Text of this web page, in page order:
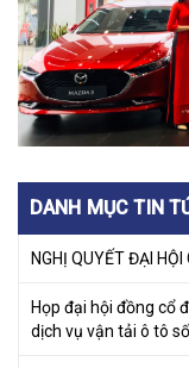
DANH MỤC TIN
NGHỊ QUYẾT ĐẠI
Họp đại hội đồng cổ
dịch vụ vận tải ô tô